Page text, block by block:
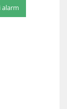
alarm